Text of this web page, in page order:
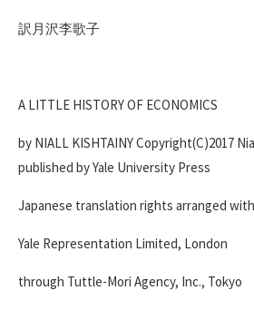
訳月沢李歌子
A LITTLE HISTORY OF ECONOMICS
by NIALL KISHTAINY Copyright(C)2017
published by Yale University Press
Japanese translation rights arranged with
Yale Representation Limited, London
through Tuttle-Mori Agency, Inc., Tokyo